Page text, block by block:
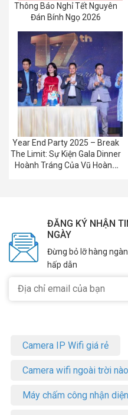
Thông Báo Nghỉ Tết Nguyên
Đán Bính Ngọ 2026
Year End Party 2025 – Break
The Limit: Sự Kiện Gala Dinner
Hoành Tráng Của Vũ Hoàng
ĐĂNG KÝ NHẬN
NGÀY
Đừng bỏ lỡ hàng
hấp dẫn
Camera IP Wifi giá rẻ
Camera wifi ngoài trời
Máy chấm công nhận